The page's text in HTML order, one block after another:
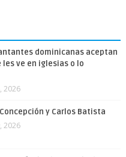
dominicanas aceptan
les ve en iglesias o lo
2026
y Carlos Batista
2026